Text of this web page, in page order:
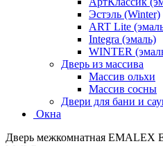
Эстэль (Winter)
ART Lite
Integra (эмаль)
WINTER
Дверь из массива
Массив ольхи
Массив сосны
Двери для бани и
Окна
Дверь межкомнатная EMALEX